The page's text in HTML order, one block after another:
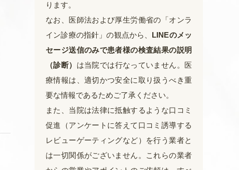
ります。
なお、医師法および厚生労働省の「オンラ
イン診療の指針」の観点から、 LINEのメッ
セージ送信のみで患者様の検査結果の説明
（診断） は当院では行なっていません。医
療情報は、適切かつ安全に取り扱うべき重
要な情報であるためご了承ください。
また、当院は法律に抵触するような口コミ
促進（アンケートに答えて口コミ誘導する
レビューゲーティングなど）を行う業者と
は一切関係がございません。これらの業者